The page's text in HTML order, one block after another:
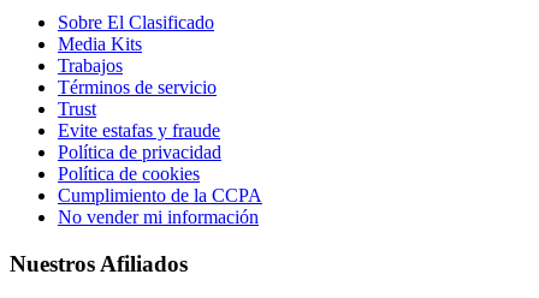
Sobre El Clasificado
Media Kits
Trabajos
Términos de servicio
Trust
Evite estafas y fraude
Política de privacidad
Política de cookies
Cumplimiento de la CCPA
No vender mi información
Nuestros Afiliados